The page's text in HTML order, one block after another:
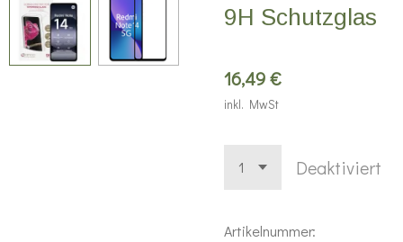
9H Schutzglas
16,49 €
inkl. MwSt
Deaktiviert
Artikelnummer: